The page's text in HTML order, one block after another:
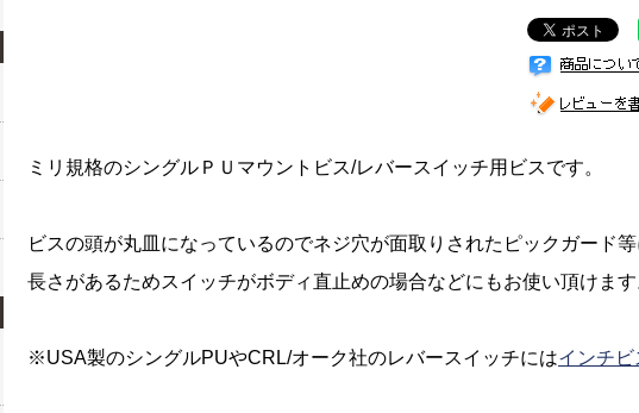
ミリ規格のシングルＰＵマウントビス/レバースイッチ用ビスです。
ビスの頭が丸皿になっているのでネジ穴が面取りされたピックガード
長さがあるためスイッチがボディ直止めの場合などにもお使い頂けま
※USA製のシングルPUやCRL/オーク社のレバースイッチにはインチビ